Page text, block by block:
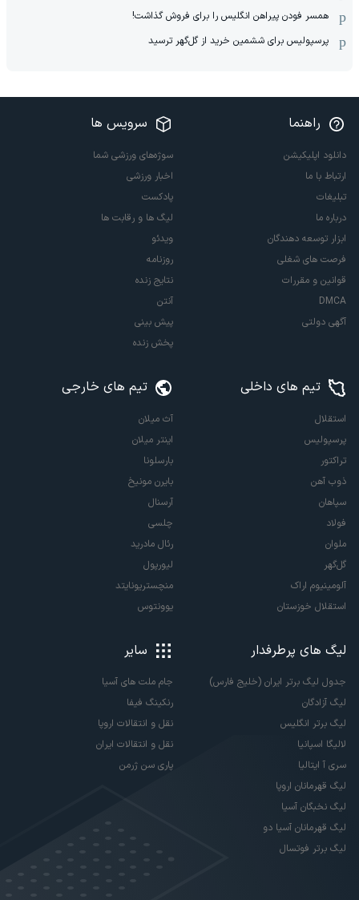
همسر فودن پیراهن انگلیس را برای فروش گذاشت!
پرسپولیس برای ششمین خرید از گل‌گهر ترسید
راهنما
دانلود اپلیکیشن
ارتباط با ما
تبلیغات
درباره ما
ابزار توسعه دهندگان
فرصت های شغلی
قوانین و مقررات
DMCA
آگهی دولتی
سرویس ها
سوژه‌های ورزشی شما
اخبار ورزشی
پادکست
لیگ ها و رقابت ها
ویدئو
روزنامه
نتایج زنده
آنتن
پیش بینی
پخش زنده
تیم های داخلی
استقلال
پرسپولیس
تراکتور
ذوب آهن
سپاهان
فولاد
ملوان
گل‌گهر
آلومینیوم اراک
استقلال خوزستان
تیم های خارجی
آث میلان
اینتر میلان
بارسلونا
بایرن مونیخ
آرسنال
چلسی
رئال مادرید
لیورپول
منچستریونایتد
یوونتوس
لیگ های پرطرفدار
جدول لیگ برتر ایران (خلیج فارس)
لیگ آزادگان
لیگ برتر انگلیس
لالیگا اسپانیا
سری آ ایتالیا
لیگ قهرمانان اروپا
لیگ نخبگان آسیا
لیگ قهرمانان آسیا دو
لیگ برتر فوتسال
سایر
جام ملت های آسیا
رنکینگ فیفا
نقل و انتقالات اروپا
نقل و انتقالات ایران
پاری سن ژرمن